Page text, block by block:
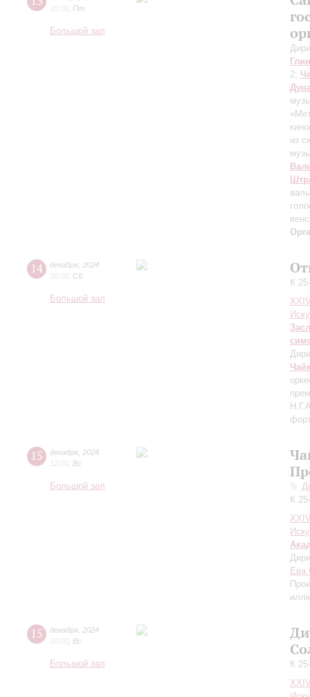
20:00 Пт
Большой зал
2;
из
14 декабря 2024
20:00 Сб
Большой зал
К
15 декабря 2024
12:00 Вс
Большой зал
К
Ева
15 декабря 2024
20:00 Вс
Большой зал
К